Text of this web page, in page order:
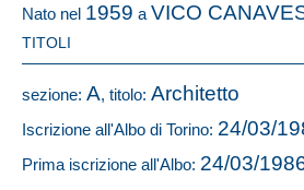
Nato nel 1959 a VICO
TITOLI
sezione: A, titolo: Architetto
Iscrizione all'Albo di Torino: 24/03/
Prima iscrizione all'Albo: 24/03/